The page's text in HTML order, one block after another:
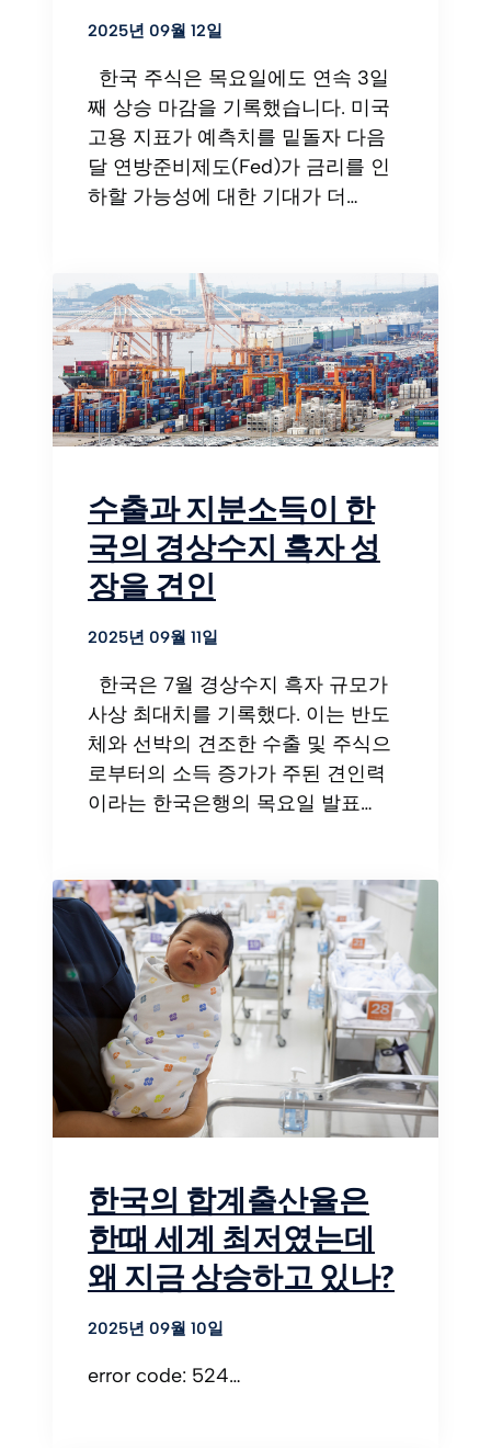
2025년 09월 12일
한국 주식은 목요일에도 연속 3일
째 상승 마감을 기록했습니다. 미국
고용 지표가 예측치를 밑돌자 다음
달 연방준비제도(Fed)가 금리를 인
하할 가능성에 대한 기대가 더…
수출과 지분소득이 한
국의 경상수지 흑자 성
장을 견인
2025년 09월 11일
한국은 7월 경상수지 흑자 규모가
사상 최대치를 기록했다. 이는 반도
체와 선박의 견조한 수출 및 주식으
로부터의 소득 증가가 주된 견인력
이라는 한국은행의 목요일 발표…
한국의 합계출산율은
한때 세계 최저였는데
왜 지금 상승하고 있나?
2025년 09월 10일
error code: 524…